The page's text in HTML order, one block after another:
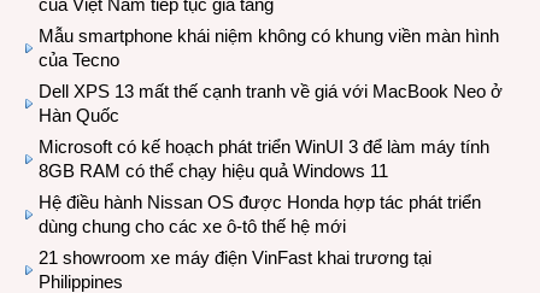
của Việt Nam tiếp tục gia tăng
Mẫu smartphone khái niệm không có khung viền màn hình
của Tecno
Dell XPS 13 mất thế cạnh tranh về giá với MacBook Neo ở
Hàn Quốc
Microsoft có kế hoạch phát triển WinUI 3 để làm máy tính
8GB RAM có thể chạy hiệu quả Windows 11
Hệ điều hành Nissan OS được Honda hợp tác phát triển
dùng chung cho các xe ô-tô thế hệ mới
21 showroom xe máy điện VinFast khai trương tại
Philippines